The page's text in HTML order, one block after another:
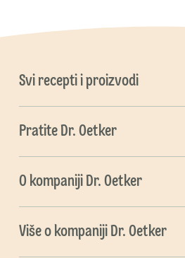
Svi recepti i proizvodi
Pratite Dr. Oetker
O kompaniji Dr. Oetker
Više o kompaniji Dr. Oetker